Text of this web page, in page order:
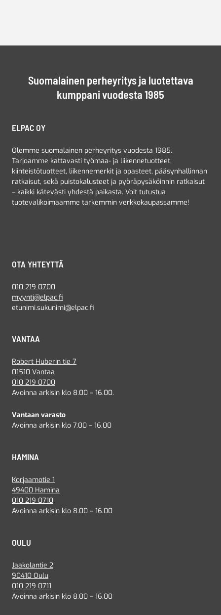
Suomalainen perheyritys ja luotettava
kumppani vuodesta 1985
ELPAC OY
Olemme suomalainen perheyritys vuodesta 1985.
Tarjoamme kattavasti työmaa- ja liikennetuotteet,
kiinteistötuotteet, liikennemerkit ja opasteet, pääsynhallinnan
ratkaisut, sekä puistokalusteet ja pyöräpysäköinnin ratkaisut
– kaikki kätevästi yhdestä paikasta. Voit tutustua
tuotevalikoimaamme tarkemmin verkkokaupassamme!
OTA YHTEYTTÄ
010 219 0700
myynti@elpac.fi
etunimi.sukunimi@elpac.fi
VANTAA
Robert Huberin tie 7
01510 Vantaa
010 219 0700
Avoinna arkisin klo 8.00 – 16.00.
Vantaan varasto
Avoinna arkisin klo 7.00 – 16.00
HAMINA
Korjaamotie 1
49400 Hamina
010 219 0710
Avoinna arkisin klo 8.00 – 16.00
OULU
Jaakolantie 2
90410 Oulu
010 219 0711
Avoinna arkisin klo 8.00 – 16.00